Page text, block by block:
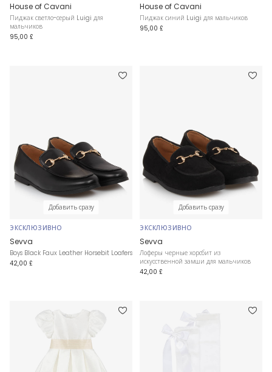
House of Cavani
Пиджак светло-серый Luigi для
мальчиков
95,00 £
House of Cavani
Пиджак синий Luigi для мальчиков
95,00 £
Добавить сразу
ЭКСКЛЮЗИВНО
Sevva
Boys Black Faux Leather Horsebit Loafers
42,00 £
Добавить сразу
ЭКСКЛЮЗИВНО
Sevva
Лоферы черные хорсбит из
искусственной замши для мальчиков
42,00 £